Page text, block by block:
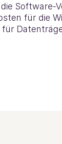
Software-
für die